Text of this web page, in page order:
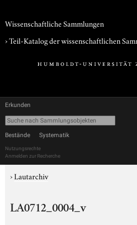
Wissenschaftliche Sammlungen
› Teil-Katalog der wissenschaftlichen
Erkunden
Bestände Systematik
Nutzungsrechte
Anmelden zur Recherche
›Lautarchiv
LA0712_0004_v